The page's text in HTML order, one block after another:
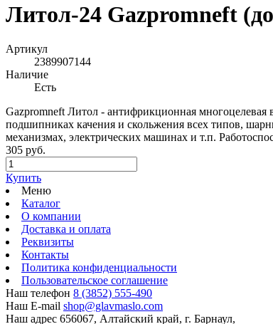
Литол-24 Gazpromneft
Артикул
2389907144
Наличие
Есть
Gazpromneft Литол - антифрикционная многоцелевая
подшипниках качения и скольжения всех типов,
механизмах, электрических машинах и т.п.
305 руб.
Купить
Меню
Каталог
О компании
Доставка и оплата
Реквизиты
Контакты
Политика конфиденциальности
Пользовательское соглашение
Наш телефон 8 (3852) 555-490
Наш E-mail shop@glavmaslo.com
Наш адрес 656067, Алтайский край, г. Барнаул,